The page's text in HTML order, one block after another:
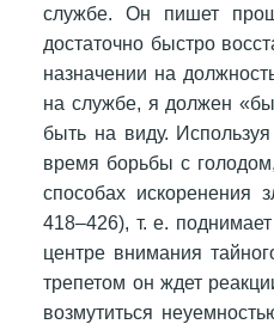
службе. Он пишет
достаточно быстро
назначении на
на службе, я должен
быть на виду.
время борьбы с
способах искоренения
418–426), т. е.
центре внимания
трепетом он ждет
возмутиться